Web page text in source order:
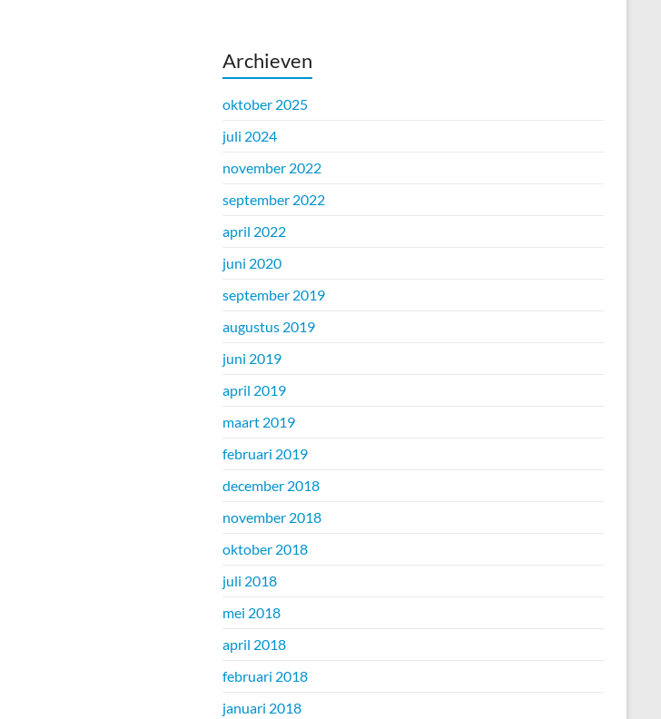
Archieven
oktober 2025
juli 2024
november 2022
september 2022
april 2022
juni 2020
september 2019
augustus 2019
juni 2019
april 2019
maart 2019
februari 2019
december 2018
november 2018
oktober 2018
juli 2018
mei 2018
april 2018
februari 2018
januari 2018